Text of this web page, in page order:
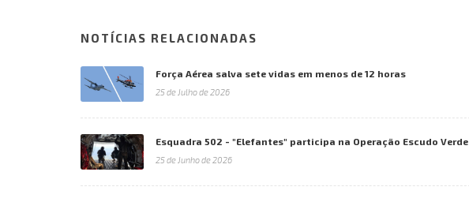
NOTÍCIAS RELACIONADAS
Força Aérea salva sete vidas em menos de 12 horas
25 de Julho de 2026
Esquadra 502 - "Elefantes" participa na Operação Escudo Verde
25 de Junho de 2026